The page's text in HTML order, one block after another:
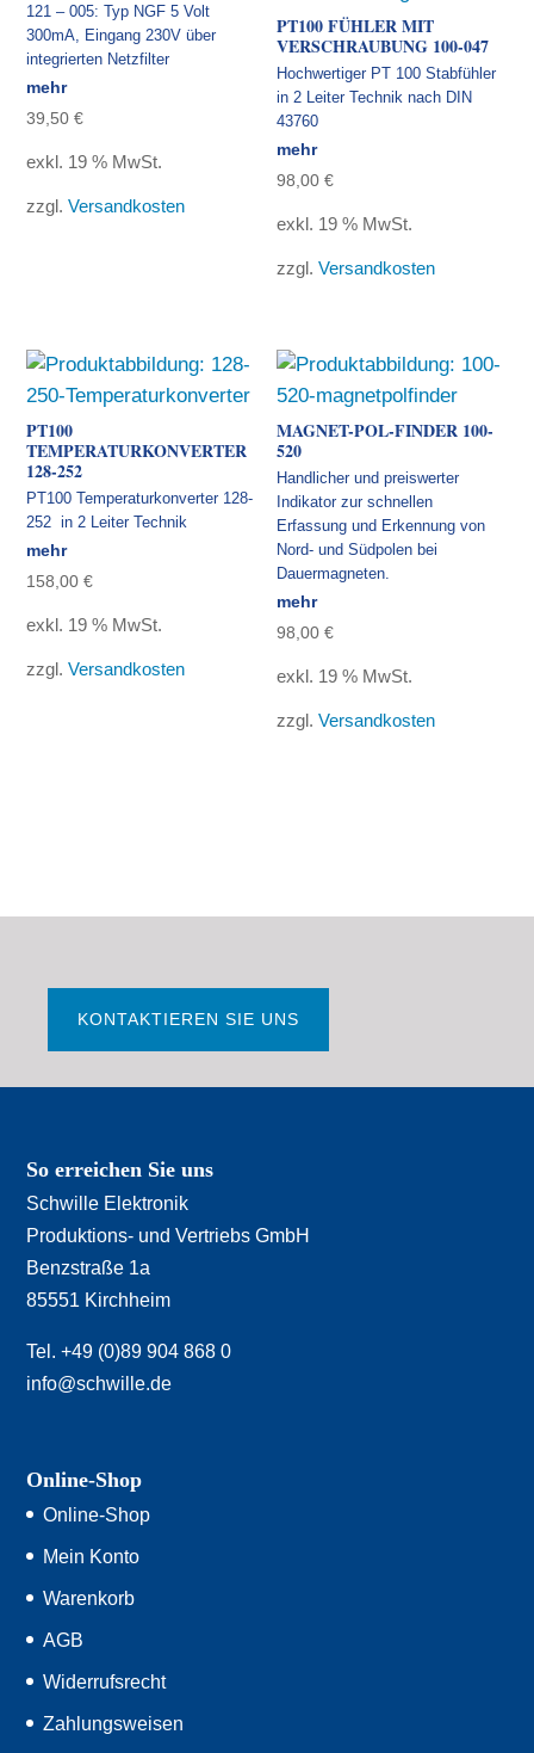
121 – 005: Typ NGF 5 Volt
300mA, Eingang 230V über
integrierten Netzfilter
mehr
39,50€
exkl. 19 % MwSt.
zzgl.Versandkosten
PT100 FÜHLER MIT
VERSCHRAUBUNG 100-047
Hochwertiger PT 100 Stabfühler
in 2 Leiter Technik nach DIN
43760
mehr
98,00€
exkl. 19 % MwSt.
zzgl.Versandkosten
PT100
TEMPERATURKONVERTER
128-252
PT100 Temperaturkonverter 128-
252 in 2 Leiter Technik
mehr
158,00€
exkl. 19 % MwSt.
zzgl.Versandkosten
MAGNET-POL-FINDER 100-
520
Handlicher und preiswerter
Indikator zur schnellen
Erfassung und Erkennung von
Nord- und Südpolen bei
Dauermagneten.
mehr
98,00€
exkl. 19 % MwSt.
zzgl.Versandkosten
KONTAKTIEREN SIE UNS
So erreichen Sie uns
Schwille Elektronik
Produktions- und Vertriebs GmbH
Benzstraße 1a
85551 Kirchheim
Tel. +49 (0)89 904 868 0
info@schwille.de
Online-Shop
Online-Shop
Mein Konto
Warenkorb
AGB
Widerrufsrecht
Zahlungsweisen